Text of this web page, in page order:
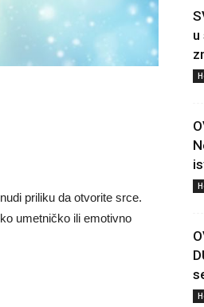
priliku da otvorite srce.
umetničko ili emotivno
u